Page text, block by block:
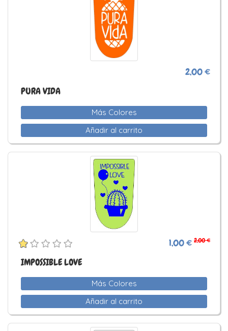
2,00 €
PURA VIDA
Más Colores
Añadir al carrito
1,00 € 2,00 €
IMPOSSIBLE LOVE
Más Colores
Añadir al carrito